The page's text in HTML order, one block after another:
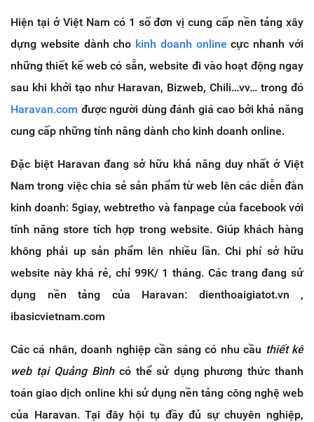
Hiện tại ở Việt Nam có 1 số đơn vị cung cấp nền tảng xây
dựng website dành cho kinh doanh online cực nhanh với
những thiết kế web có sẵn, website đi vào hoạt động ngay
sau khi khởi tạo như Haravan, Bizweb, Chili…vv… trong đó
Haravan.com được người dùng đánh giá cao bởi khả năng
cung cấp những tính năng dành cho kinh doanh online.
Đặc biệt Haravan đang sở hữu khả năng duy nhất ở Việt
Nam trong việc chia sẻ sản phẩm từ web lên các diễn đàn
kinh doanh: 5giay, webtretho và fanpage của facebook với
tính năng store tích hợp trong website. Giúp khách hàng
không phải up sản phẩm lên nhiều lần. Chi phí sở hữu
website này khá rẻ, chỉ 99K/ 1 tháng. Các trang đang sử
dụng nền tảng của Haravan: dienthoaigiatot.vn ,
ibasicvietnam.com
Các cá nhân, doanh nghiệp cần sáng có nhu cầu thiết kế
web tại Quảng Bình có thể sử dụng phương thức thanh
toán giao dịch online khi sử dụng nền tảng công nghệ web
của Haravan. Tại đây hội tụ đầy đủ sự chuyên nghiệp,